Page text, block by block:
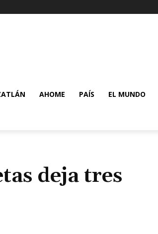
AHOME PAÍS EL MUNDO
deja tres